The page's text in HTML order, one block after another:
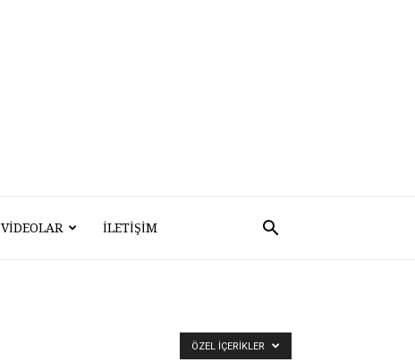
VIDEOLAR İLETIŞIM
ÖZEL İÇERIKLER